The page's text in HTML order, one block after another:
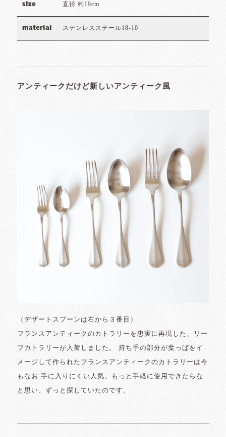
size 直径 約19cm
material ステンレススチール18-10
アンティークだけど新しいアンティーク風
（デザートスプーンは右から３番目）
フランスアンティークのカトラリーを忠実に再現した、リー
フカトラリーが入荷しました。 持ち手の部分が葉っぱをイ
メージして作られたフランスアンティークのカトラリーは今
もなお 手に入りにくい人気。もっと手軽に使用できたらな
と思い、ずっと探していたのです。